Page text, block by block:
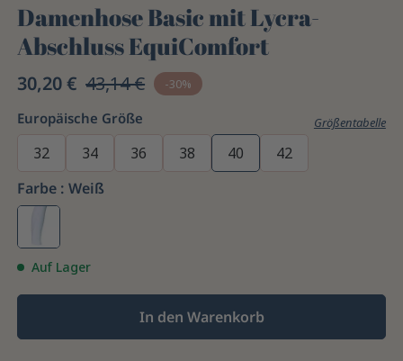
Damenhose Basic mit Lycra-
Abschluss EquiComfort
30,20 € 43,14 € -30%
Europäische Größe Größentabelle
32 34 36 38 40
42
Farbe : Weiß
Auf Lager
In den Warenkorb